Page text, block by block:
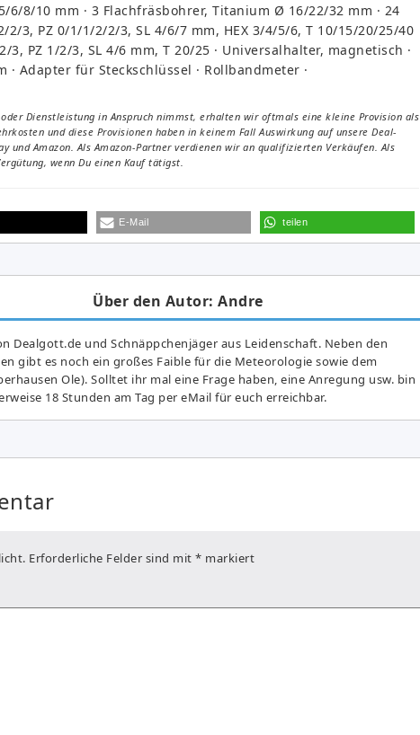
8/10 mm · 3 Flachfräsbohrer, Titanium Ø 16/22/32 mm · 24
3, PZ 0/1/1/2/2/3, SL 4/6/7 mm, HEX 3/4/5/6, T 10/15/20/25/40
3, PZ 1/2/3, SL 4/6 mm, T 20/25 · Universalhalter, magnetisch ·
Adapter für Steckschlüssel · Rollbandmeter ·
Dienstleistung in Anspruch nimmst, erhalten wir oftmals eine kleine Provision als
und diese Provisionen haben in keinem Fall Auswirkung auf unsere Deal-
und Amazon. Als Amazon-Partner verdienen wir an qualifizierten Verkäufen. Als
wenn Du einen Kauf tätigst.
E-Mail teilen
Über den Autor: Andre
Dealgott.de und Schnäppchenjäger aus Leidenschaft. Neben den
gibt es noch ein großes Fai­ble für die Meteorologie sowie dem
Ole). Solltet ihr mal eine Frage haben, eine Anregung usw. bin
18 Stunden am Tag per eMail für euch erreichbar.
Erforderliche Felder sind mit * markiert